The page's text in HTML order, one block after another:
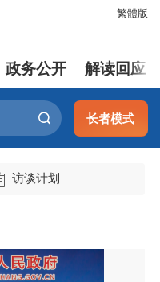
繁體版
政务公开 解读回应
长者模式
访谈计划